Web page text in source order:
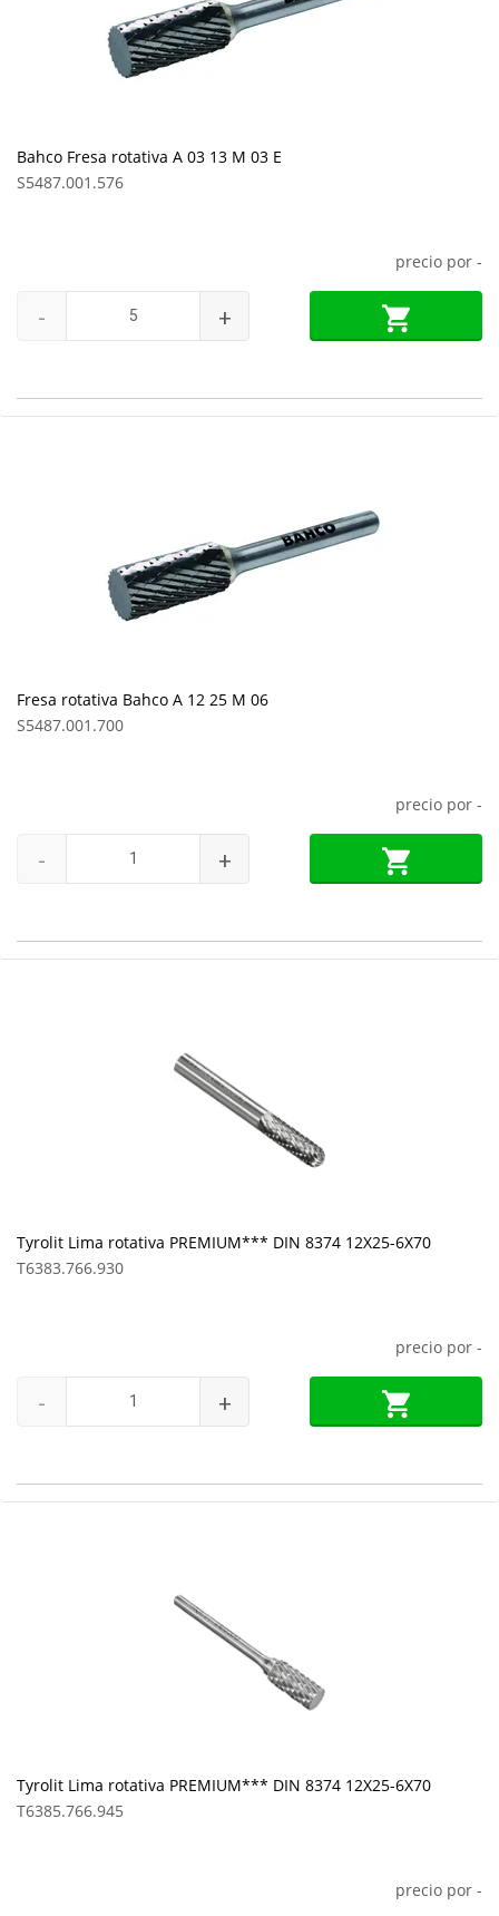
Bahco Fresa rotativa A 03 13 M 03 E
S5487.001.576
precio por -
- +
Fresa rotativa Bahco A 12 25 M 06
S5487.001.700
precio por -
- +
Tyrolit Lima rotativa PREMIUM*** DIN 8374 12X25-6X70
T6383.766.930
precio por -
- +
Tyrolit Lima rotativa PREMIUM*** DIN 8374 12X25-6X70
T6385.766.945
precio por -